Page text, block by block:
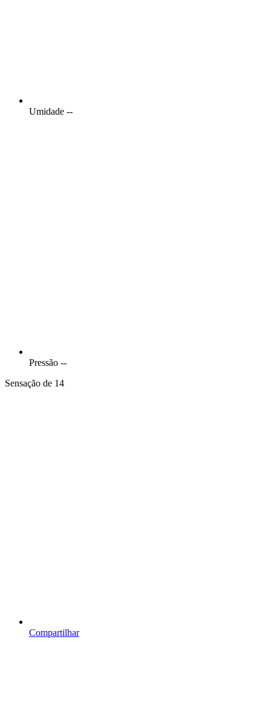
Umidade --
Pressão --
Sensação de 14
Compartilhar